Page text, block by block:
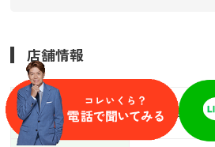
店舗情報
買取方法 出張買取